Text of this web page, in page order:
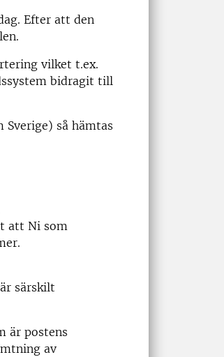
Efter att den
vilket t.ex.
bidragit till
så hämtas
att Ni som
särskilt
är postens
av